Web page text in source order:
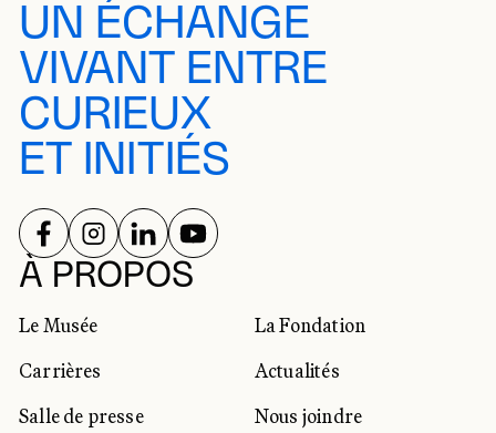
UN ÉCHANGE
VIVANT ENTRE
CURIEUX
ET INITIÉS
À PROPOS
Le Musée
La Fondation
Carrières
Actualités
Salle de presse
Nous joindre
RÉSEAUX SOCIAUX
SUIVEZ-NOUS SUR
SUIVEZ-NOUS SUR
SUIVEZ-NOUS SUR
SUIVEZ-NOUS SUR